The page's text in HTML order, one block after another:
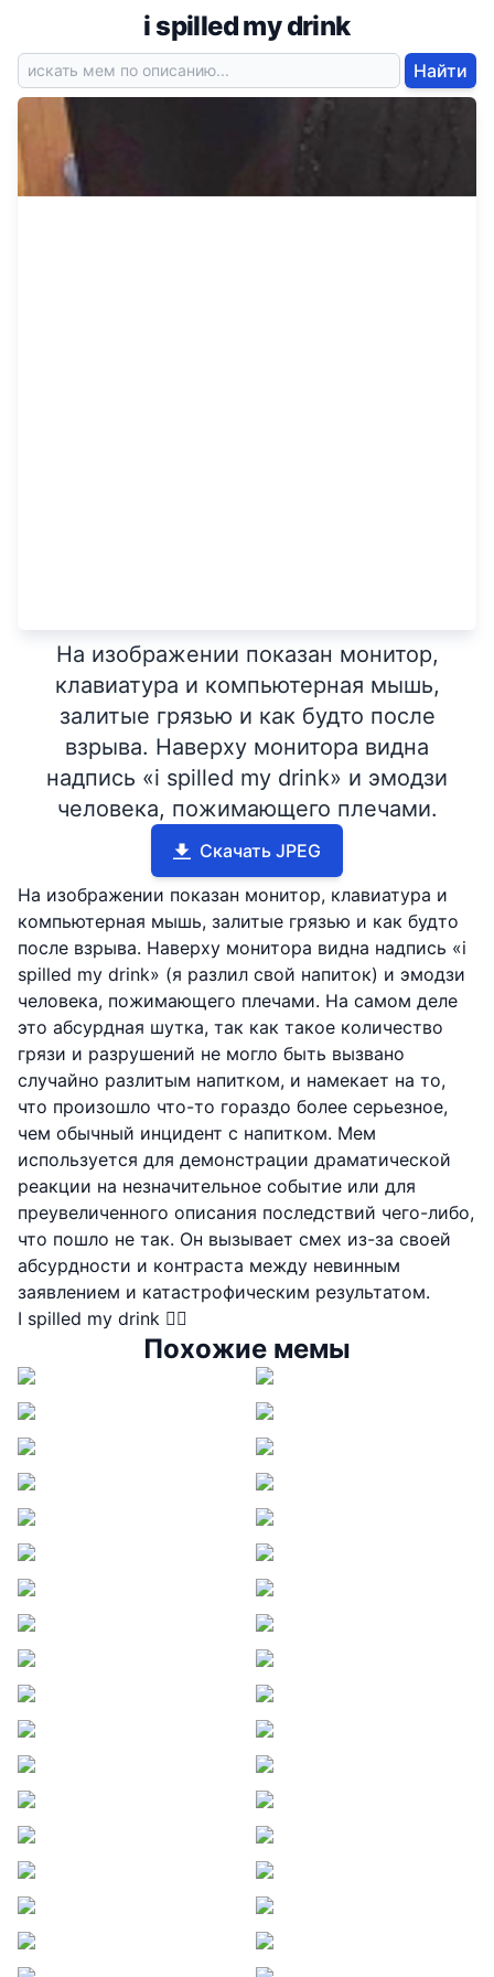
i spilled my drink
Найти
На изображении показан монитор,
клавиатура и компьютерная мышь,
залитые грязью и как будто после
взрыва. Наверху монитора видна
надпись «i spilled my drink» и эмодзи
человека, пожимающего плечами.
Скачать JPEG
На изображении показан монитор, клавиатура и
компьютерная мышь, залитые грязью и как будто
после взрыва. Наверху монитора видна надпись «i
spilled my drink» (я разлил свой напиток) и эмодзи
человека, пожимающего плечами. На самом деле
это абсурдная шутка, так как такое количество
грязи и разрушений не могло быть вызвано
случайно разлитым напитком, и намекает на то,
что произошло что-то гораздо более серьезное,
чем обычный инцидент с напитком. Мем
используется для демонстрации драматической
реакции на незначительное событие или для
преувеличенного описания последствий чего-либо,
что пошло не так. Он вызывает смех из-за своей
абсурдности и контраста между невинным
заявлением и катастрофическим результатом.
I spilled my drink 🤷‍♂️
Похожие мемы